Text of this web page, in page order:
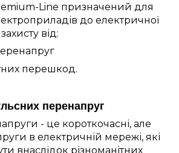
Line призначений для
до електричної
від:
перешкод.
перенапруг
- це короткочасні, але
в електричній мережі, які
внаслідок різноманітних